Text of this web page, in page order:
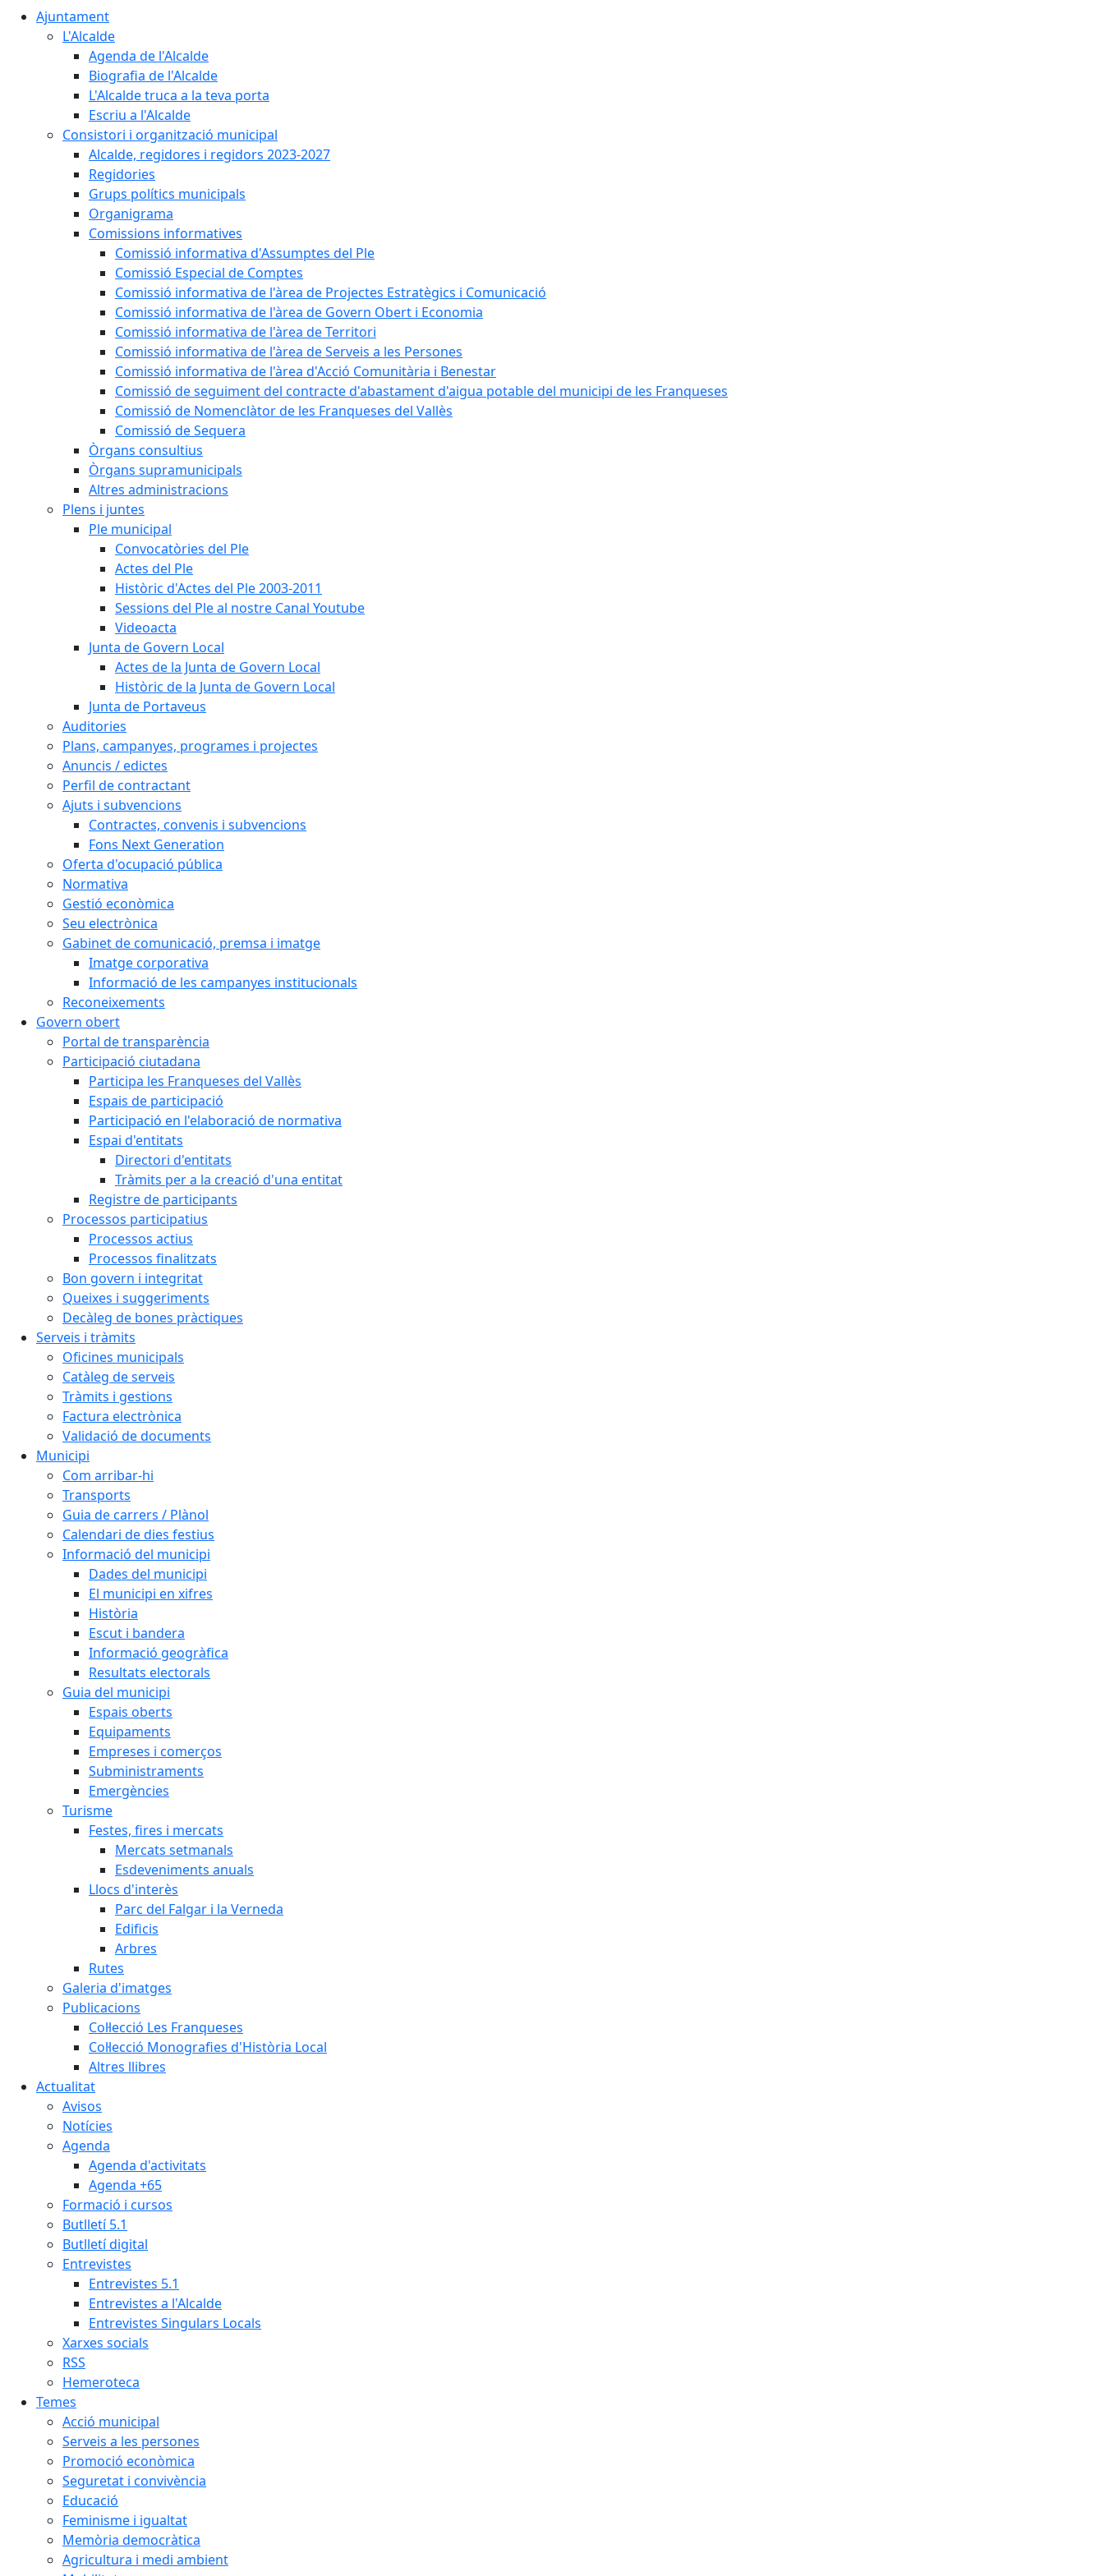
Ajuntament
L'Alcalde
Agenda de l'Alcalde
Biografia de l'Alcalde
L'Alcalde truca a la teva porta
Escriu a l'Alcalde
Consistori i organització municipal
Alcalde, regidores i regidors 2023-2027
Regidories
Grups polítics municipals
Organigrama
Comissions informatives
Comissió informativa d'Assumptes del Ple
Comissió Especial de Comptes
Comissió informativa de l'àrea de Projectes Estratègics i Comunicació
Comissió informativa de l'àrea de Govern Obert i Economia
Comissió informativa de l'àrea de Territori
Comissió informativa de l'àrea de Serveis a les Persones
Comissió informativa de l'àrea d'Acció Comunitària i Benestar
Comissió de seguiment del contracte d'abastament d'aigua potable del municipi de les Franqueses
Comissió de Nomenclàtor de les Franqueses del Vallès
Comissió de Sequera
Òrgans consultius
Òrgans supramunicipals
Altres administracions
Plens i juntes
Ple municipal
Convocatòries del Ple
Actes del Ple
Històric d'Actes del Ple 2003-2011
Sessions del Ple al nostre Canal Youtube
Videoacta
Junta de Govern Local
Actes de la Junta de Govern Local
Històric de la Junta de Govern Local
Junta de Portaveus
Auditories
Plans, campanyes, programes i projectes
Anuncis / edictes
Perfil de contractant
Ajuts i subvencions
Contractes, convenis i subvencions
Fons Next Generation
Oferta d'ocupació pública
Normativa
Gestió econòmica
Seu electrònica
Gabinet de comunicació, premsa i imatge
Imatge corporativa
Informació de les campanyes institucionals
Reconeixements
Govern obert
Portal de transparència
Participació ciutadana
Participa les Franqueses del Vallès
Espais de participació
Participació en l'elaboració de normativa
Espai d'entitats
Directori d'entitats
Tràmits per a la creació d'una entitat
Registre de participants
Processos participatius
Processos actius
Processos finalitzats
Bon govern i integritat
Queixes i suggeriments
Decàleg de bones pràctiques
Serveis i tràmits
Oficines municipals
Catàleg de serveis
Tràmits i gestions
Factura electrònica
Validació de documents
Municipi
Com arribar-hi
Transports
Guia de carrers / Plànol
Calendari de dies festius
Informació del municipi
Dades del municipi
El municipi en xifres
Història
Escut i bandera
Informació geogràfica
Resultats electorals
Guia del municipi
Espais oberts
Equipaments
Empreses i comerços
Subministraments
Emergències
Turisme
Festes, fires i mercats
Mercats setmanals
Esdeveniments anuals
Llocs d'interès
Parc del Falgar i la Verneda
Edificis
Arbres
Rutes
Galeria d'imatges
Publicacions
Col·lecció Les Franqueses
Col·lecció Monografies d'Història Local
Altres llibres
Actualitat
Avisos
Notícies
Agenda
Agenda d'activitats
Agenda +65
Formació i cursos
Butlletí 5.1
Butlletí digital
Entrevistes
Entrevistes 5.1
Entrevistes a l'Alcalde
Entrevistes Singulars Locals
Xarxes socials
RSS
Hemeroteca
Temes
Acció municipal
Serveis a les persones
Promoció econòmica
Seguretat i convivència
Educació
Feminisme i igualtat
Memòria democràtica
Agricultura i medi ambient